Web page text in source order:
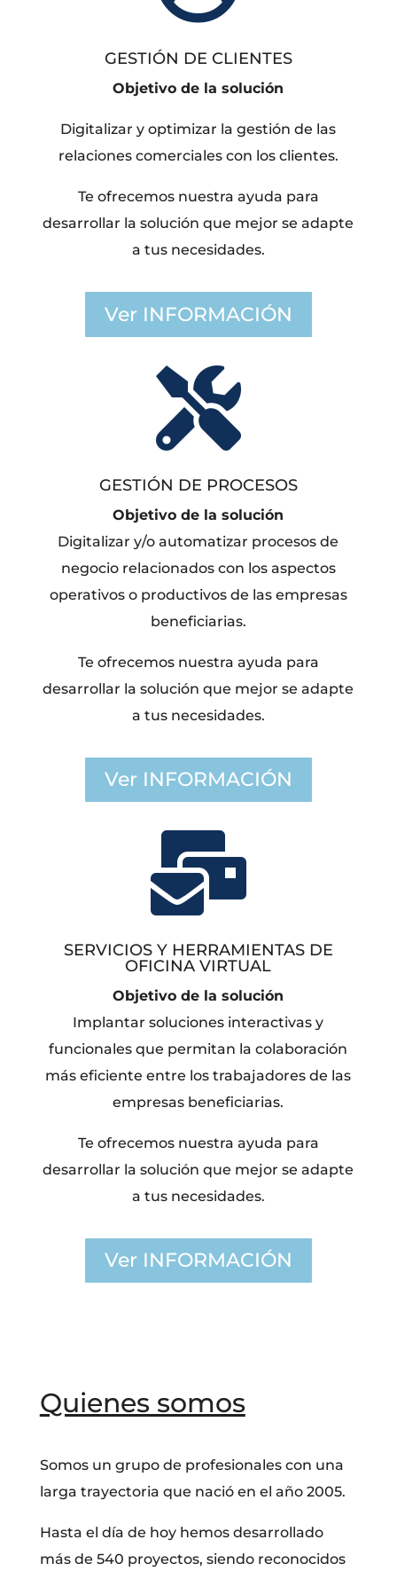
GESTIÓN DE CLIENTES
Objetivo de la solución
Digitalizar y optimizar la gestión de las
relaciones comerciales con los clientes.
Te ofrecemos nuestra ayuda para
desarrollar la solución que mejor se adapte
a tus necesidades.
Ver INFORMACIÓN

GESTIÓN DE PROCESOS
Objetivo de la solución
Digitalizar y/o automatizar procesos de
negocio relacionados con los aspectos
operativos o productivos de las empresas
beneficiarias.
Te ofrecemos nuestra ayuda para
desarrollar la solución que mejor se adapte
a tus necesidades.
Ver INFORMACIÓN

SERVICIOS Y HERRAMIENTAS DE
OFICINA VIRTUAL
Objetivo de la solución
Implantar soluciones interactivas y
funcionales que permitan la colaboración
más eficiente entre los trabajadores de las
empresas beneficiarias.
Te ofrecemos nuestra ayuda para
desarrollar la solución que mejor se adapte
a tus necesidades.
Ver INFORMACIÓN
Quienes somos
Somos un grupo de profesionales con una
larga trayectoria que nació en el año 2005.
Hasta el día de hoy hemos desarrollado
más de 540 proyectos, siendo reconocidos